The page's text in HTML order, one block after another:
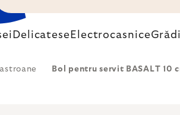
Delicatese Electrocasnice
Bol pentru servit BASALT 10